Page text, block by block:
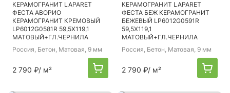
КЕРАМОГРАНИТ LAPARET
ФЕСТА АВОРИО
КЕРАМОГРАНИТ КРЕМОВЫЙ
LP6012G0581R 59,5Х119,1
МАТОВЫЙ+ГЛ.ЧЕРНИЛА
Россия, Бетон, Матовая, 9 мм
2 790 ₽/ м²
КЕРАМОГРАНИТ LAPARET
ФЕСТА БЕЖ КЕРАМОГРАНИТ
БЕЖЕВЫЙ LP6012G0591R
59,5Х119,1
МАТОВЫЙ+ГЛ.ЧЕРНИЛА
Россия, Бетон, Матовая, 9 мм
2 790 ₽/ м²